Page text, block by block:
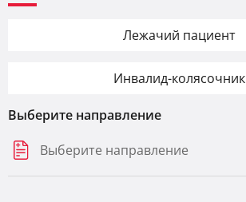
Лежачий пациент
Инвалид-колясочник
Выберите направление
Выберите направление